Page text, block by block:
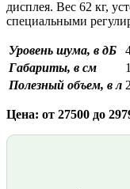
дисплея. Вес 62 кг,
специальными
Уровень шума, в дБ
Габариты, в см
Полезный объем, в л
Цена: от 27500 до